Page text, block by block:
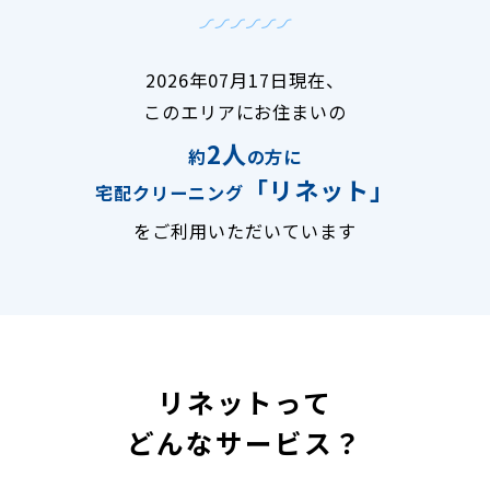
2026年07月17日現在、
このエリアにお住まいの
約2人の方に
宅配クリーニング
「リネット」
をご利用いただいています
リネットって
どんなサービス？